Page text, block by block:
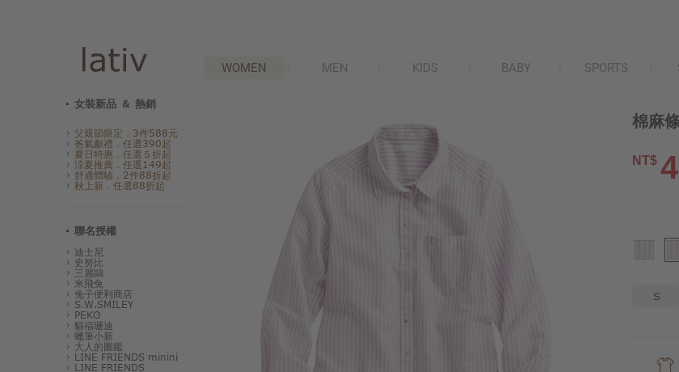
WOMEN MEN KIDS BABY SPORTS
女裝新品 ＆ 熱銷
父親節限定．3件588元
爸氣獻禮．任選390起
夏日特惠．任選５折起
涼夏推薦．任選149起
舒適體驗．2件88折起
秋上新．任選88折起
聯名授權
迪士尼
史努比
三麗鷗
米飛兔
兔子便利商店
S.W.SMILEY
PEKO
貓福珊迪
蠟筆小新
大人的圖鑑
LINE FRIENDS minini
LINE FRIENDS
棉麻
NT$
S